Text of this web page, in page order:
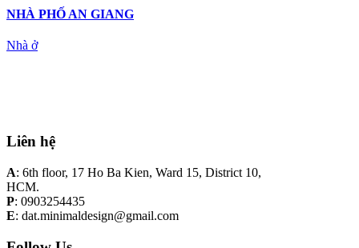
NHÀ PHỐ AN GIANG
Nhà ở
Liên hệ
A: 6th floor, 17 Ho Ba Kien, Ward 15, District 10,
HCM.
P: 0903254435
E: dat.minimaldesign@gmail.com